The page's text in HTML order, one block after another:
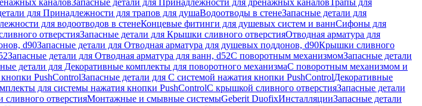
каналовЗапасные детали для Принадлежности для дренажных каналовТрапы для
для Принадлежности для трапов для душаВодоотводы в стенеЗапасные детали для
для водоотводов в стенеКонцевые фитинги для душевых систем и ваннСифоны для
отверстияЗапасные детали для Крышки сливного отверстияОтводная арматура для
d90Запасные детали для Отводная арматура для душевых поддонов, d90Крышки сливного
Запасные детали для Отводная арматура для ванн, d52С поворотным механизмомЗапасные детали
детали для Декоративные комплекты для поворотного механизмаС поворотным механизмом и
PushControlЗапасные детали для С системой нажатия кнопки PushControlДекоративные
для системы нажатия кнопки PushControlС крышкой сливного отверстияЗапасные детали
отверстияМонтажные и смывные системыGeberit DuofixИнсталляцииЗапасные детали